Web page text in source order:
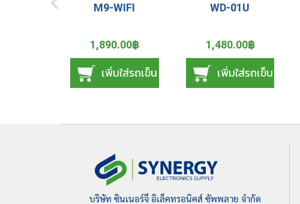
M9-WIFI
1,890.00฿
เพิ่มใส่รถเข็น
WD-01U
1,480.00฿
เพิ่มใส่รถเข็น
บริษัท ซินเนอร์จี อิเล็คทรอนิคส์ ซัพพลาย จำกัด